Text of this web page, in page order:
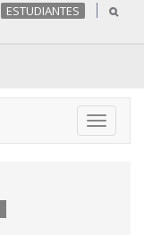
ESTUDIANTES
Toggle